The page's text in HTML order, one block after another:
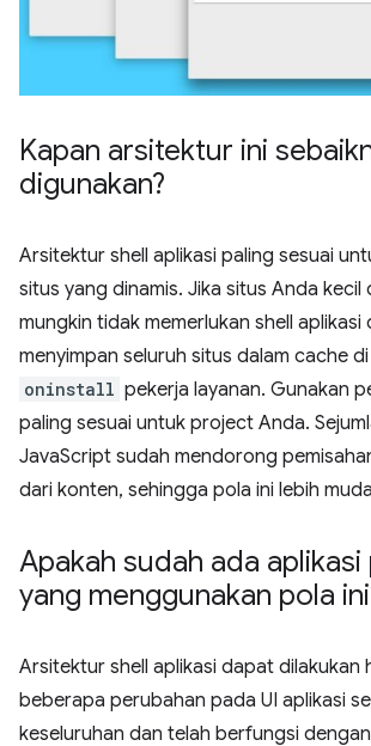
Kapan arsitektur ini
digunakan?
Arsitektur shell aplikasi paling sesuai
situs yang dinamis. Jika situs Anda kecil
mungkin tidak memerlukan shell
menyimpan seluruh situs dalam cache
oninstall pekerja layanan. Gunakan
paling sesuai untuk project Anda.
JavaScript sudah mendorong
dari konten, sehingga pola ini lebih
Apakah sudah ada
yang menggunakan pola
Arsitektur shell aplikasi dapat dilakukan
beberapa perubahan pada UI aplikasi
keseluruhan dan telah berfungsi